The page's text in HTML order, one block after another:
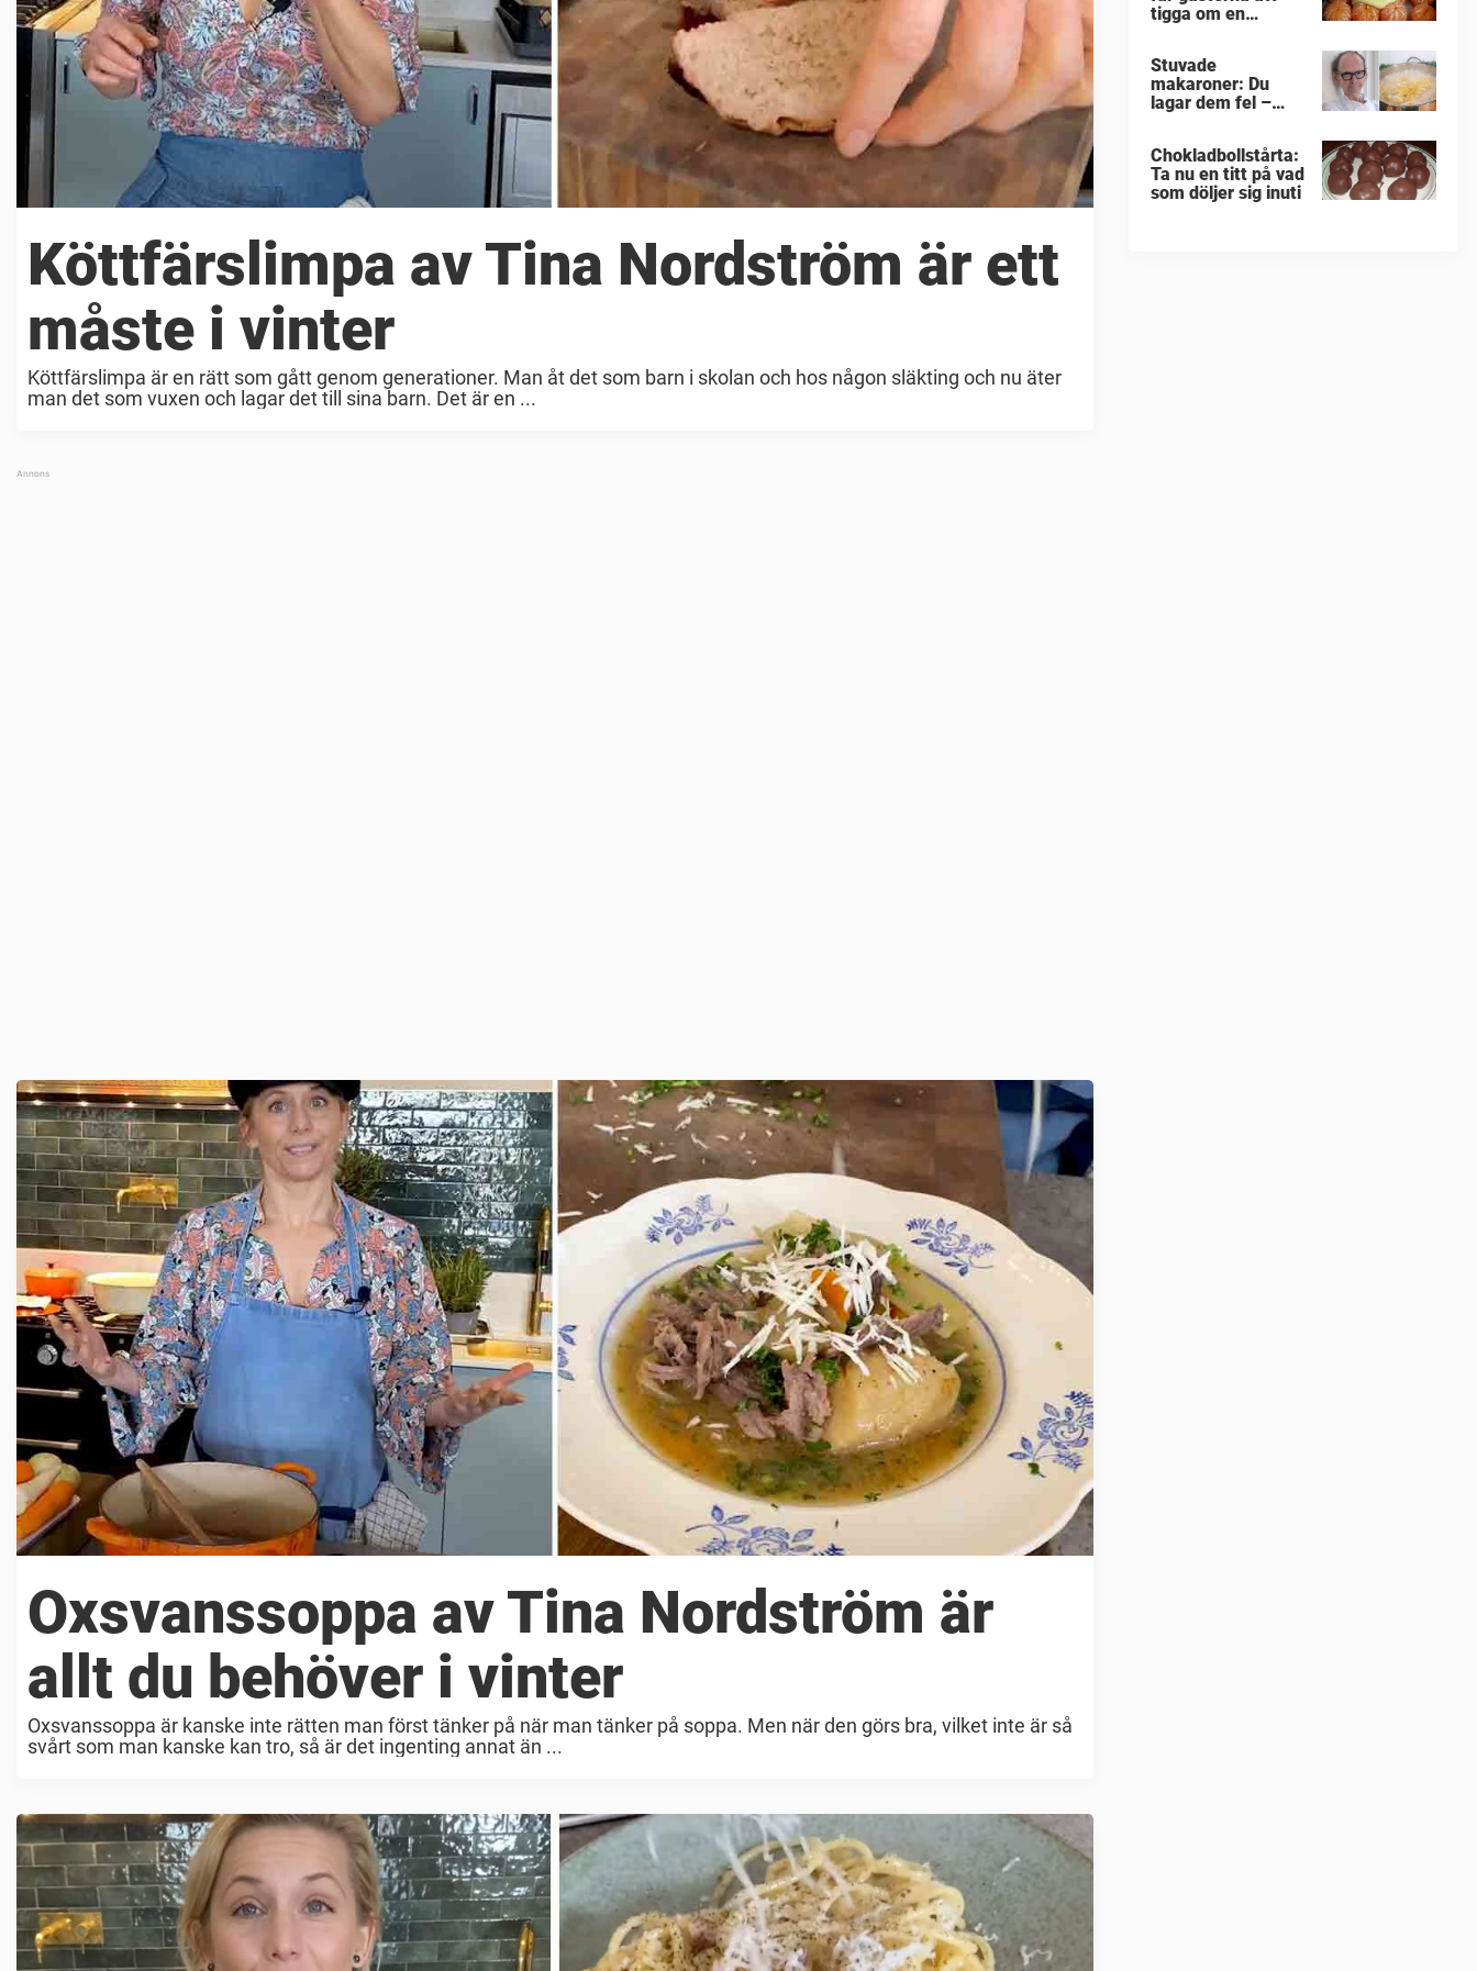
Köttfärslimpa av Tina Nordström är ett
måste i vinter
Köttfärslimpa är en rätt som gått genom generationer. Man åt det som barn i skolan och hos någon släkting och nu äter
man det som vuxen och lagar det till sina barn. Det är en ...
Oxsvanssoppa av Tina Nordström är
allt du behöver i vinter
Oxsvanssoppa är kanske inte rätten man först tänker på när man tänker på soppa. Men när den görs bra, vilket inte är så
svårt som man kanske kan tro, så är det ingenting annat än ...
tigga om en
Stuvade
makaroner: Du
lagar dem fel –
Chokladbollstårta:
Ta nu en titt på vad
som döljer sig inuti